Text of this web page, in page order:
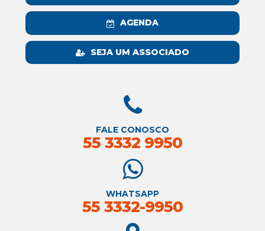
AGENDA
SEJA UM ASSOCIADO
FALE CONOSCO
55 3332 9950
WHATSAPP
55 3332-9950